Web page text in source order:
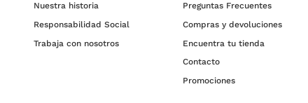
Nuestra historia
Responsabilidad Social
Trabaja con nosotros
Preguntas Frecuentes
Compras y devoluciones
Encuentra tu tienda
Contacto
Promociones